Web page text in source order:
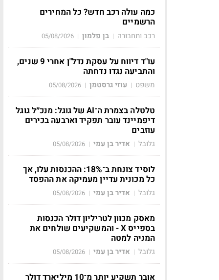
כמה עולה רכב חדש? כל המחירים
הרשמיים
רכב ותחבורה | בן פלמון |
05/08/2026
עו"ד דיווח על עסקת נדל"ן אחרי 9 שנים,
והתביעה נגדו נדחתה
משפט | עוזי גרסטמן |
05/08/2026
טלטלה בצמרת ה־AI של גוגל: מנכ״ל גוגל
דיפמיינד עובר תפקיד וארבעה בכירים
עוזבים
גלובל | אדיר בן עמי |
05/08/2026
לוסיד צונחת ב־18%: ההכנסות עלו, אך
כל מכונית עדיין מעמיקה את ההפסד
גלובל | אדיר בן עמי |
05/08/2026
מאסק מכוון לטריליון דולר הכנסות
בספייס X - והמשקיעים שולחים את
המניה למטה
גלובל | אדיר בן עמי |
05/08/2026
אובר תשקיע יותר מ־10 מיליארד דולר